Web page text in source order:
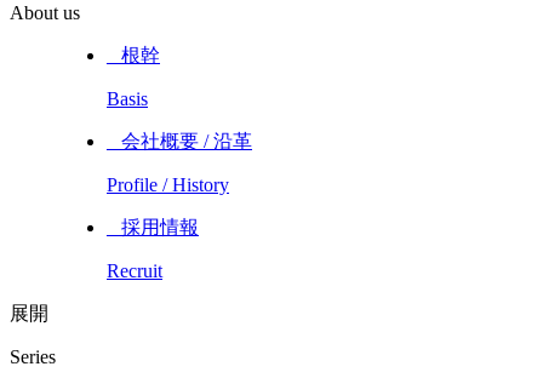
About us
_ 根幹
Basis
_ 会社概要 / 沿革
Profile / History
_ 採用情報
Recruit
展開
Series